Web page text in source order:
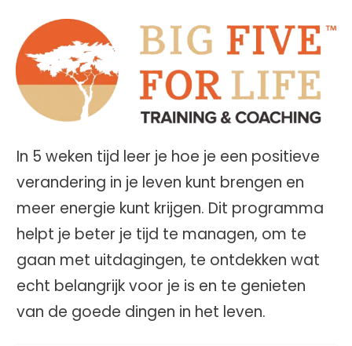
In 5 weken tijd leer je hoe je een positieve
verandering in je leven kunt brengen en
meer energie kunt krijgen. Dit programma
helpt je beter je tijd te managen, om te
gaan met uitdagingen, te ontdekken wat
echt belangrijk voor je is en te genieten
van de goede dingen in het leven.